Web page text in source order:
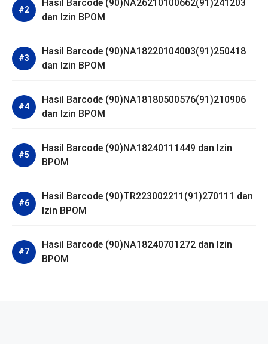
Hasil Barcode (90)NA26210100662(91)241203
dan Izin BPOM
Hasil Barcode (90)NA18220104003(91)250418
dan Izin BPOM
Hasil Barcode (90)NA18180500576(91)210906
dan Izin BPOM
Hasil Barcode (90)NA18240111449 dan Izin
BPOM
Hasil Barcode (90)TR223002211(91)270111 dan
Izin BPOM
Hasil Barcode (90)NA18240701272 dan Izin
BPOM